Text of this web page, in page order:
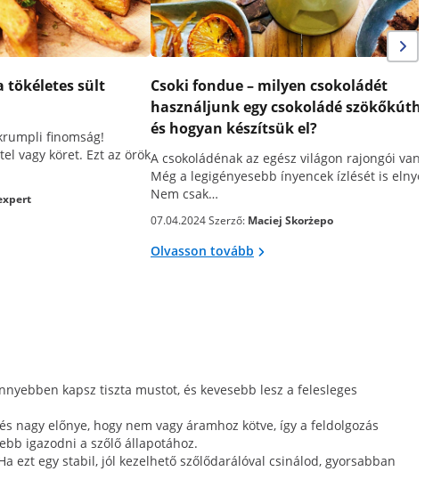
tökéletes sült
finomság!
vagy köret. Ezt az örök
Csoki fondue – milyen csokoládét
használjunk egy csokoládé
és hogyan készítsük el?
A csokoládénak az egész világon rajongói
Még a legigényesebb ínyencek ízlését is
Nem csak…
07.04.2024 Szerző: Maciej Skorżepo
Olvasson tovább
kapsz tiszta mustot, és kevesebb lesz a felesleges
nagy előnye, hogy nem vagy áramhoz kötve, így a feldolgozás
igazodni a szőlő állapotához.
ezt egy stabil, jól kezelhető szőlődarálóval csinálod, gyorsabban